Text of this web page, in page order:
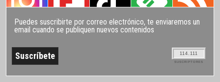
Puedes suscribirte por correo electrónico, te enviaremos un
email cuando se publiquen nuevos contenidos
114.111
SUSCRIPTORES